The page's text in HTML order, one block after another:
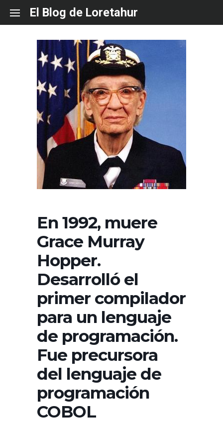
content
El Blog de Loretahur
En 1992, muere
Grace Murray
Hopper.
Desarrolló el
primer compilador
para un lenguaje
de programación.
Fue precursora
del lenguaje de
programación
COBOL